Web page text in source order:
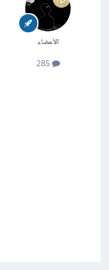
الأعضاء
285